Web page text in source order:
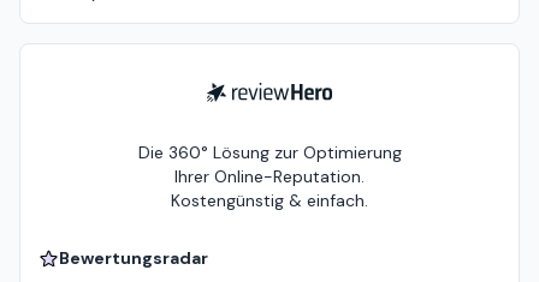
ReviewHero
Die 360° Lösung zur Optimierung
Ihrer Online-Reputation.
Kostengünstig & einfach.
Bewertungsradar